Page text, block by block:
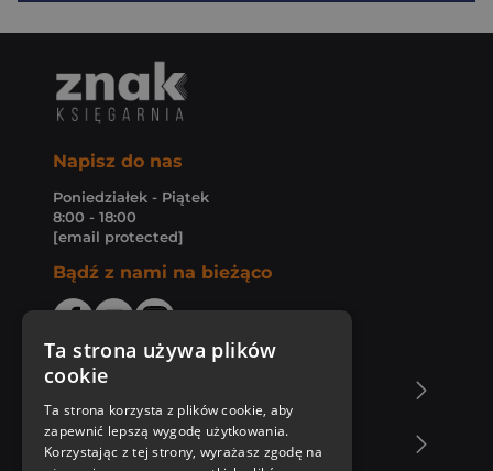
Napisz do nas
Poniedziałek - Piątek
8:00 - 18:00
[email protected]
Bądź z nami na bieżąco
Zakupy u nas
Ta strona używa plików
cookie
Ta strona korzysta z plików cookie, aby
zapewnić lepszą wygodę użytkowania.
Korzystając z tej strony, wyrażasz zgodę na